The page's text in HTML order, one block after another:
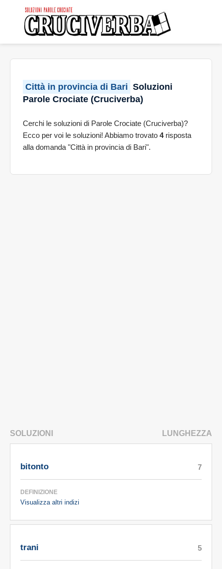
Città in provincia di Bari Soluzioni
Parole Crociate (Cruciverba)
Cerchi le soluzioni di Parole Crociate (Cruciverba)?
Ecco per voi le soluzioni! Abbiamo trovato 4risposta
alla domanda "Città in provincia di Bari".
SOLUZIONI LUNGHEZZA
bitonto
DEFINIZIONE
Visualizza altri indizi
7
trani 5